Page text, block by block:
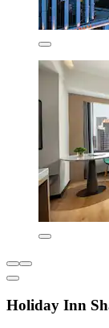
Holiday Inn